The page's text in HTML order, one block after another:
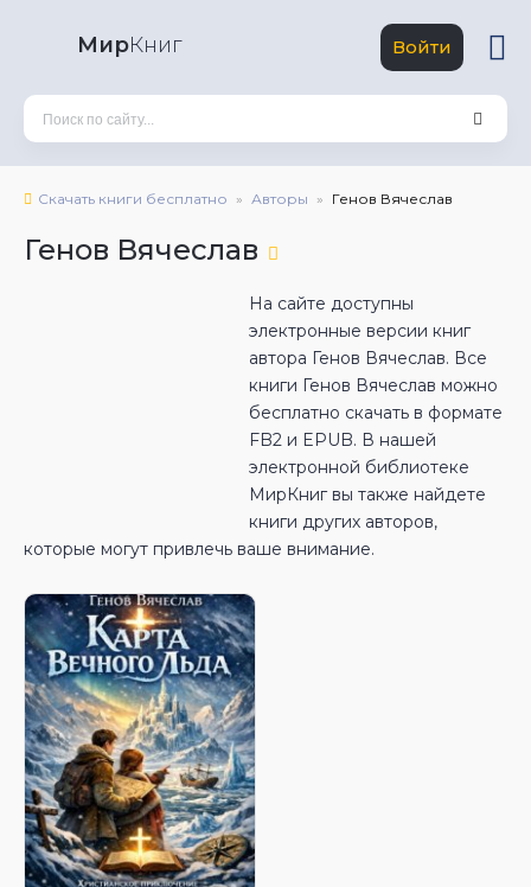
МирКниг Войти
Скачать книги бесплатно Авторы Генов Вячеслав
Генов Вячеслав
На сайте доступны
электронные версии книг
автора Генов Вячеслав. Все
книги Генов Вячеслав можно
бесплатно скачать в формате
FB2 и EPUB. В нашей
электронной библиотеке
МирКниг вы также найдете
книги других авторов,
которые могут привлечь ваше внимание.